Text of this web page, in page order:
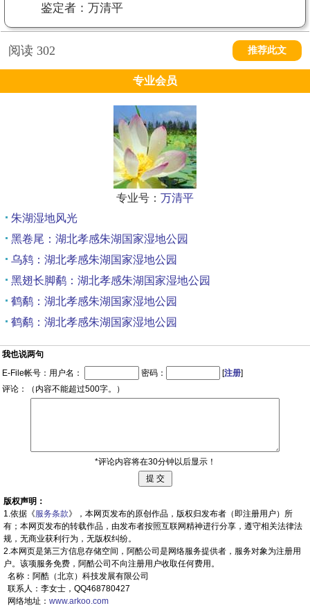
鉴定者： 万清平
阅读 302 推荐此文
专业会员
专业号： 万清平
朱湖湿地风光
黑卷尾：湖北孝感朱湖国家湿地公园
乌鸫：湖北孝感朱湖国家湿地公园
黑翅长脚鹬：湖北孝感朱湖国家湿地公园
鹤鹬：湖北孝感朱湖国家湿地公园
鹤鹬：湖北孝感朱湖国家湿地公园
我也说两句
E-File帐号：用户名：
密码： [注册]
评论：（内容不能超过500字。）
*评论内容将在30分钟以后显示！
版权声明：
1.依据《服务条款》，本网页发布的原创作品，版权归发布者（即注册用户）所
有；本网页发布的转载作品，由发布者按照互联网精神进行分享，遵守相关法律法
规，无商业获利行为，无版权纠纷。
2.本网页是第三方信息存储空间，阿酷公司是网络服务提供者，服务对象为注册用
户。该项服务免费，阿酷公司不向注册用户收取任何费用。
名称：阿酷（北京）科技发展有限公司
联系人：李女士，QQ468780427
网络地址： www.arkoo.com